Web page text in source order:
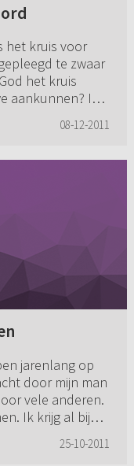
het kruis voor
te zwaar
het kruis
aankunnen? Is
08-12-2011
jarenlang op
door mijn man
vele anderen.
Ik krijg al bijna
25-10-2011